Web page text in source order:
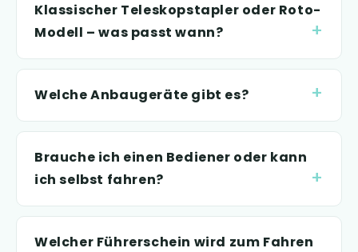
Klassischer Teleskopstapler oder Roto-
Modell – was passt wann?
Welche Anbaugeräte gibt es?
Brauche ich einen Bediener oder kann
ich selbst fahren?
Welcher Führerschein wird zum Fahren